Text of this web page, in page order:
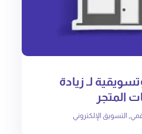
لـ زيادة
المتجر
التسويق الإلكتروني